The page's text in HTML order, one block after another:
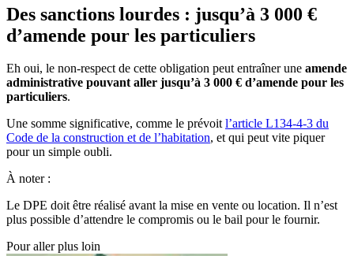
Des sanctions lourdes : jusqu’à 3 000 €
d’amende pour les particuliers
Eh oui, le non-respect de cette obligation peut entraîner une amende
administrative pouvant aller jusqu’à 3 000 € d’amende pour les
particuliers.
Une somme significative, comme le prévoitl’article L134-4-3 du
Code de la construction et de l’habitation, et qui peut vite piquer
pour un simple oubli.
À noter :
Le DPE doit être réalisé avant la mise en vente ou location. Il n’est
plus possible d’attendre le compromis ou le bail pour le fournir.
Pour aller plus loin